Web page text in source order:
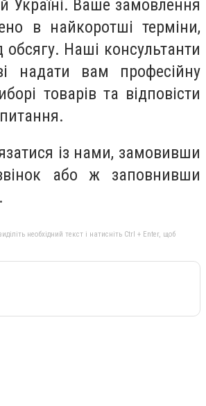
Україні. Ваше замовлення
в найкоротші терміни,
обсягу. Наші консультанти
надати вам професійну
товарів та відповісти
із нами, замовивши
або ж заповнивши
необхідний текст і натисніть Ctrl + Enter, щоб